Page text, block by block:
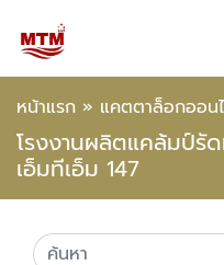
หน้าแรก » แคตตาล็อกออน
โรงงานผลิตแคล้มป์
เอ็มทีเอ็ม 147